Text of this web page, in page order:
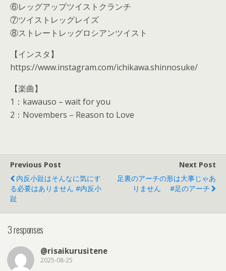
⑥レッグアップツイストクランチ
⑦ツイストレッグレイズ
⑧ストレートレッグロシアンツイスト
【インスタ】
https://www.instagram.com/ichikawa.shinnosuke/
【楽曲】
1：kawauso – wait for you
2：Novembers – Reason to Love
Previous Post
内反小趾はそんなに気にす
る必要はありません #内反小
趾
Next Post
足裏のアーチの形は大事じゃあ
りません #足のアーチ
3 responses
@risaikurusitene
2025-08-25